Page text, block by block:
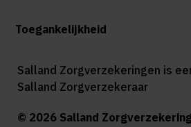
Toegankelijkheid
Salland Zorgverzekeringen is
Salland Zorgverzekeraar
© 2026 Salland